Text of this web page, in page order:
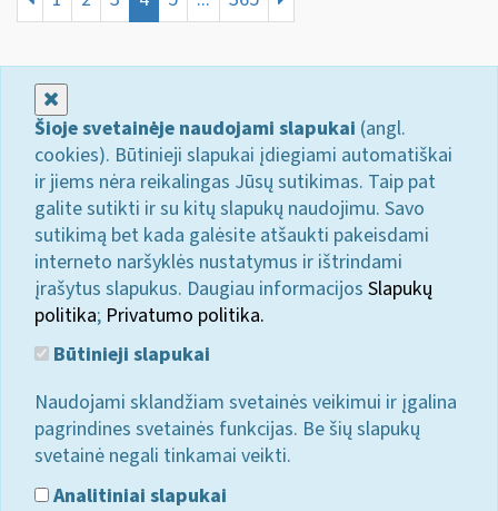
Šioje svetainėje naudojami slapukai (angl.
cookies). Būtinieji slapukai įdiegiami automatiškai
ir jiems nėra reikalingas Jūsų sutikimas. Taip pat
galite sutikti ir su kitų slapukų naudojimu. Savo
sutikimą bet kada galėsite atšaukti pakeisdami
interneto naršyklės nustatymus ir ištrindami
įrašytus slapukus. Daugiau informacijos Slapukų
politika; Privatumo politika.
Būtinieji slapukai
Naudojami sklandžiam svetainės veikimui ir įgalina
pagrindines svetainės funkcijas. Be šių slapukų
svetainė negali tinkamai veikti.
Analitiniai slapukai